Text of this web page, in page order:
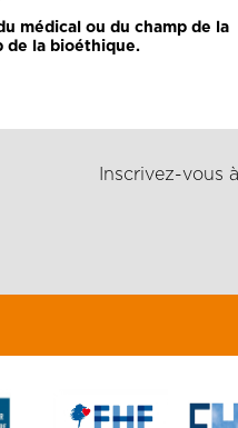
médical ou du champ de la
de la bioéthique.
Inscrivez-vous